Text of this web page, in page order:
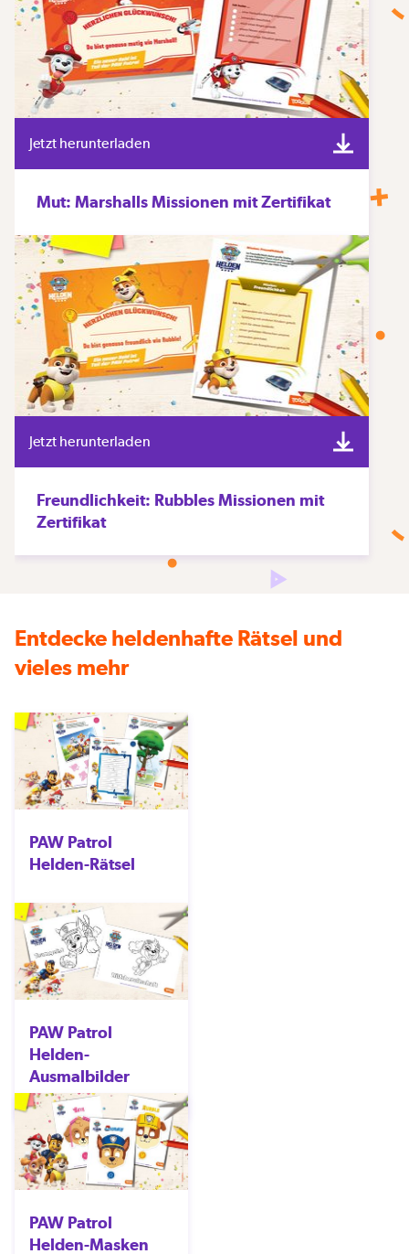
Jetzt herunterladen
Mut: Marshalls Missionen mit Zertifikat
Jetzt herunterladen
Freundlichkeit: Rubbles Missionen mit
Zertifikat
Entdecke heldenhafte Rätsel und
vieles mehr
PAW Patrol
Helden-Rätsel
PAW Patrol
Helden-
Ausmalbilder
PAW Patrol
Helden-Masken